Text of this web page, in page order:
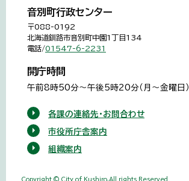
音別町行政センター
〒088-0192
北海道釧路市音別町中園1丁目134
電話/01547-6-2231
開庁時間
午前8時50分～午後5時20分（月～金曜日）
各課の連絡先・お問合わせ
市役所庁舎案内
組織案内
Copyright © City of Kushiro,All rights Reserved.